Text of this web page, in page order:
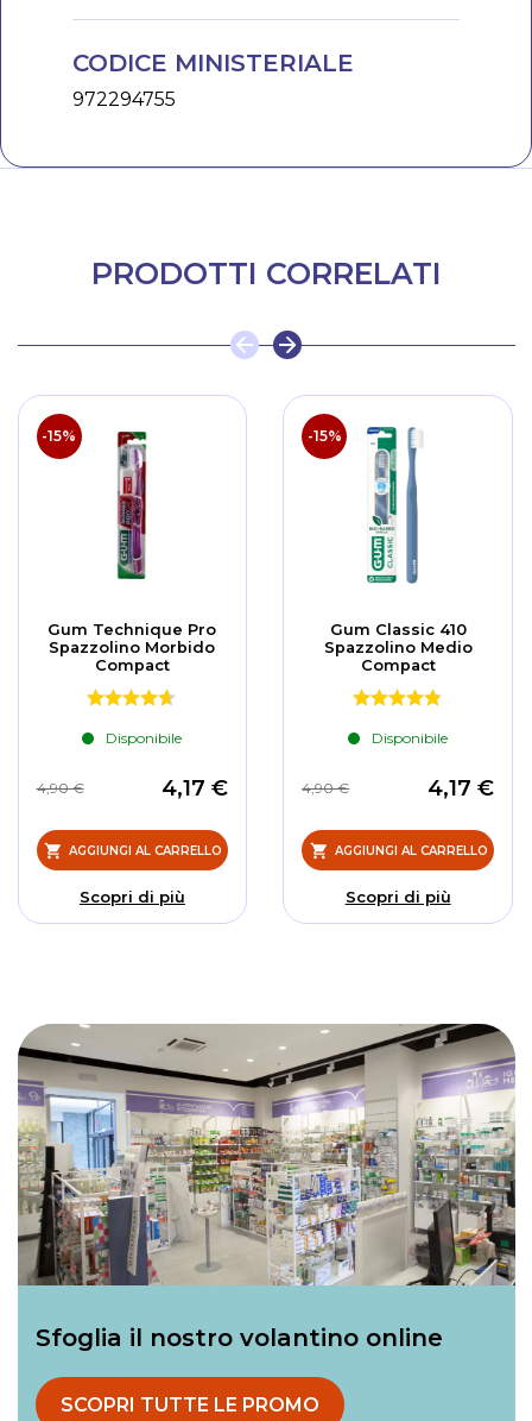
CODICE MINISTERIALE
972294755
PRODOTTI CORRELATI
-15%
Gum Technique Pro
Spazzolino Morbido
Compact
Disponibile
4,17 €
4,90 €
AGGIUNGI AL CARRELLO
Scopri di più
-15%
Gum Classic 410
Spazzolino Medio
Compact
Disponibile
4,17 €
4,90 €
AGGIUNGI AL CARRELLO
Scopri di più
Sfoglia il nostro volantino online
SCOPRI TUTTE LE PROMO